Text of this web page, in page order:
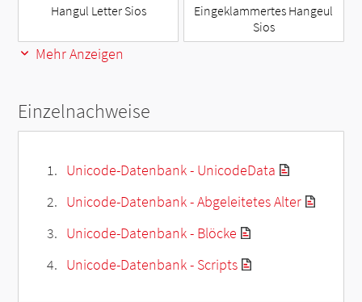
Hangul Letter Sios
Eingeklammertes Hangeul
Sios
Mehr Anzeigen
Einzelnachweise
Unicode-Datenbank - UnicodeData
Unicode-Datenbank - Abgeleitetes Alter
Unicode-Datenbank - Blöcke
Unicode-Datenbank - Scripts